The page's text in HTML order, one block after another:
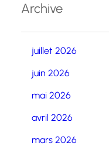
Archive
juillet 2026
juin 2026
mai 2026
avril 2026
mars 2026